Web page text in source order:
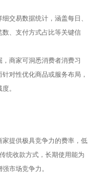
交易数据统计，涵盖每日、
、支付方式占比等关键信
商家可洞悉消费者消费习
对性优化商品或服务布局，
。​
提供极具竞争力的费率，低
统收款方式，长期使用能为
市场竞争力。​